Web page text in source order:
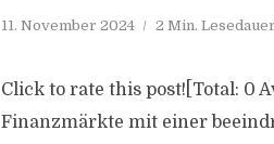
11. November 2024 2 Min. Lesedauer
Click to rate this post![Total: 0
Finanzmärkte mit einer